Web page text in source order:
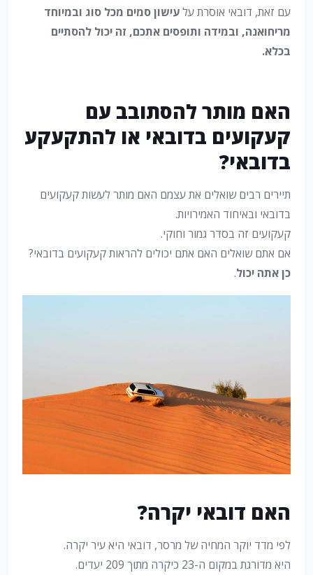
עם זאת, דובאי אוסרת עלעישון סמים מכל סוג ובמיוחד
מריחואנה, ובמידה ותופסים אתכם, זה יכול להסתיים
בכלא.
האם מותר להסתובב עם
קעקועים בדובאי או להתקעקע
בדובאי?
תיירים רבים שואלים את עצמם האם מותר לעשות קעקועים
בדובאי ובאיחוד האמירויות.
קעקועים זה בסדר גמור וחוקי.
אם אתם שואלים האם אתם יכולים להראות קעקועים בדובאי?
כן אתה יכול.
האם דובאי יקרה?
לפי מדד יוקר המחיה של מרסר, דובאי היא עיר יקרה.
היא מדורגת במקום ה-23 כיקרה מתוך 209 יעדים.